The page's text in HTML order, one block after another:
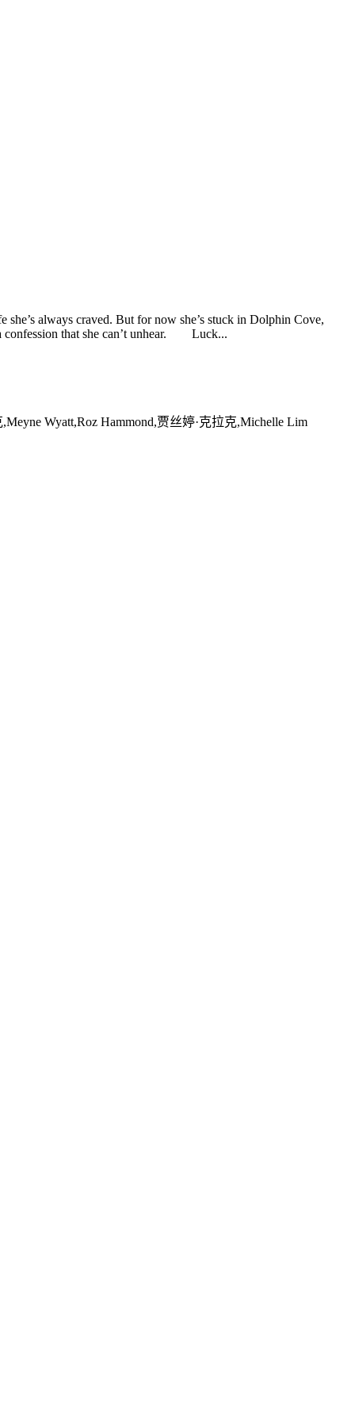
always craved. But for now she’s stuck in Dolphin Cove,
a confession that she can’t unhear. Luck...
Wyatt,Roz Hammond,贾丝婷·克拉克,Michelle Lim